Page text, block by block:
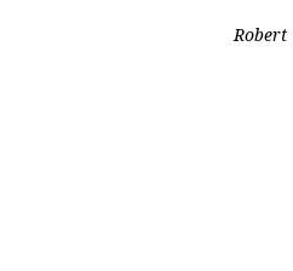
Robert